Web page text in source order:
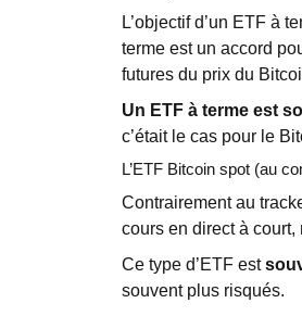
L’objectif d’un ETF à
terme est un accord
futures du prix du
Un ETF à terme est
c’était le cas pour le
L’ETF Bitcoin spot (au
Contrairement au
cours en direct à court,
Ce type d’ETF est
souvent plus risqués.